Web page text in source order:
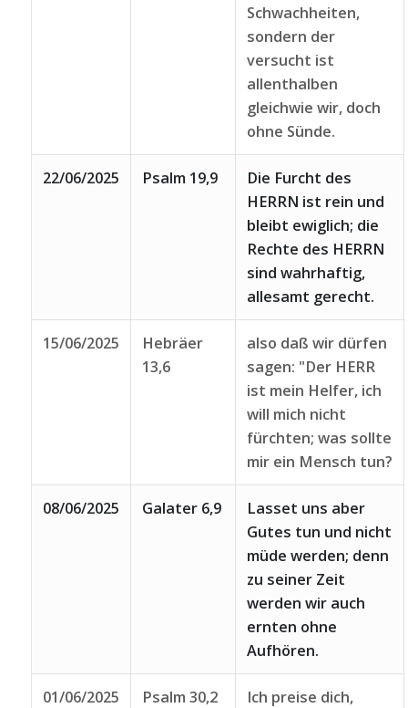
Schwachheiten,
sondern der
versucht ist
allenthalben
gleichwie wir, doch
ohne Sünde.
22/06/2025 Psalm 19,9
Die Furcht des
HERRN ist rein und
bleibt ewiglich; die
Rechte des HERRN
sind wahrhaftig,
allesamt gerecht.
15/06/2025
Hebräer
13,6
also daß wir dürfen
sagen: "Der HERR
ist mein Helfer, ich
will mich nicht
fürchten; was sollte
mir ein Mensch tun?
08/06/2025 Galater 6,9
Lasset uns aber
Gutes tun und nicht
müde werden; denn
zu seiner Zeit
werden wir auch
ernten ohne
Aufhören.
01/06/2025 Psalm 30,2
Ich preise dich,